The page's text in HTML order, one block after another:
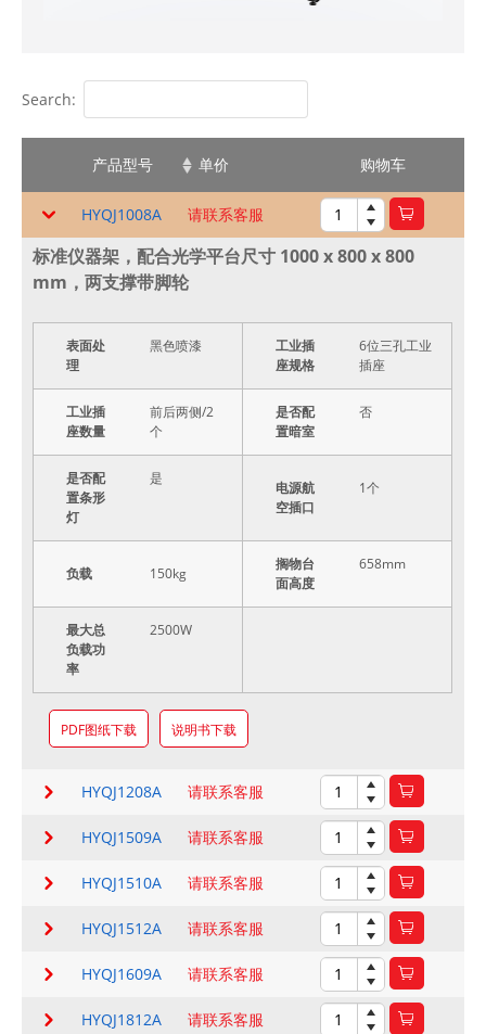
Search:
产品型号 单价 购物车
HYQJ1008A 请联系客服
标准仪器架，配合光学平台尺寸 1000 x 800 x 800
mm，两支撑带脚轮
表面处
理
黑色喷漆
工业插
座规格
6位三孔工业
插座
工业插
座数量
前后两侧/2
个
是否配
置暗室
否
是否配
置条形
灯
是
电源航
空插口
1个
负载 150kg
搁物台
面高度
658mm
最大总
负载功
率
2500W
PDF图纸下载 说明书下载
HYQJ1208A 请联系客服
HYQJ1509A 请联系客服
HYQJ1510A 请联系客服
HYQJ1512A 请联系客服
HYQJ1609A 请联系客服
HYQJ1812A 请联系客服